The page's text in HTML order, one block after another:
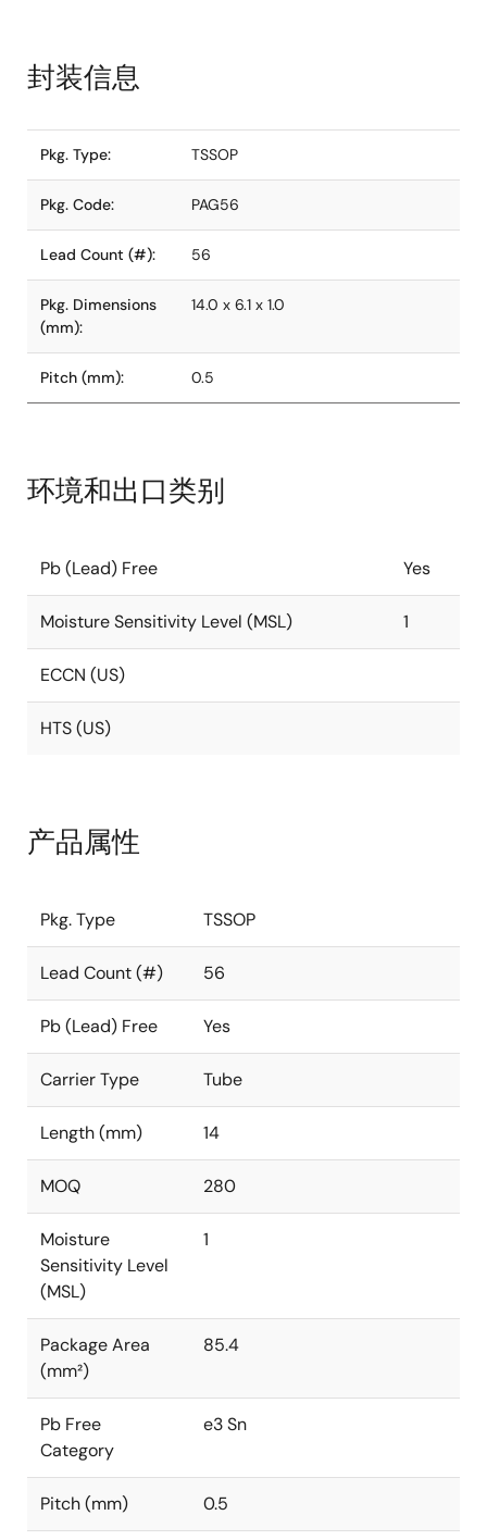
封装信息
Pkg. Type: TSSOP
Pkg. Code: PAG56
Lead Count (#): 56
Pkg. Dimensions
(mm):
14.0 x 6.1 x 1.0
Pitch (mm): 0.5
环境和出口类别
Pb (Lead) Free Yes
Moisture Sensitivity Level (MSL) 1
ECCN (US)
HTS (US)
产品属性
Pkg. Type TSSOP
Lead Count (#) 56
Pb (Lead) Free Yes
Carrier Type Tube
Length (mm) 14
MOQ 280
Moisture
Sensitivity Level
(MSL)
1
Package Area
(mm²)
85.4
Pb Free
Category
e3 Sn
Pitch (mm) 0.5